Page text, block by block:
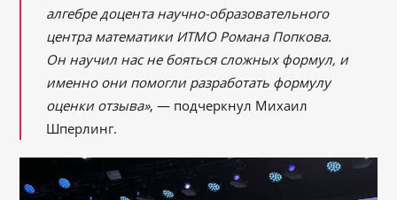
алгебре доцента научно-образовательного
центра математики ИТМО Романа Попкова.
Он научил нас не бояться сложных формул, и
именно они помогли разработать формулу
оценки отзыва», — подчеркнул Михаил
Шперлинг.